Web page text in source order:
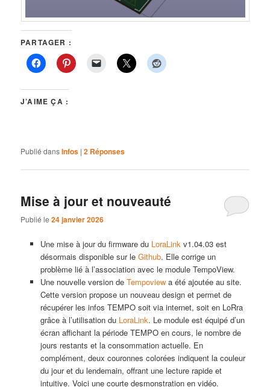
PARTAGER :
J’AIME ÇA :
Publié dansInfos |2 Réponses
Mise à jour et nouveauté
Publié le24 janvier 2026
Une mise à jour du firmware du LoraLinkv1.04.03 est
désormais disponible sur le Github. Elle corrige un
problème lié à l’association avec le module TempoView.
Une nouvelle version de Tempoviewa été ajoutée au site.
Cette version propose un nouveau design et permet de
récupérer les infos TEMPO soit via internet, soit en LoRra
grâce à l’utilisation du LoraLink. Le module est équipé d’un
écran affichant la période TEMPO en cours, le nombre de
jours restants et la consommation actuelle. En
complément, deux couronnes colorées indiquent la couleur
du jour et du lendemain, offrant une lecture rapide et
intuitive. Voici une courte desmonstration en vidéo.